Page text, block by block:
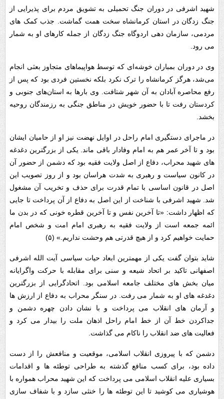
شهید اشرفی در دوران جنگ تحمیلی به تشویق مردم برای پذیرایی از
جنگ زدگان در استان کرمانشاه سخت همت گماشت. جذب کمک های
مردمی، سازمان دهی اردوگاه جنگ زدگان از جمله کارهای او به شمار
می رود.
وی در دوران بمباران خوشه‌ای که توسط هواپیماهای متجاوز بعثی انجام
می‌شد، هرگز کرمانشاه را ترک نکرد بلکه نخستین فردی بود که پس از
رفع محاصره آبادان به آن شهر شتافت. وی بارها به استان‌های جنوبی و
کردستان رفت تا با حضور خویش در مناطق جنگی به رزمندگان روحیه
بخشد.
در ماجرای دستگیری امام راحل در اوایل نهضت نیز او از حامیان ایشان
بود و تا آخر عمر هم به امام وفادار باقی ماند. یکی از بزرگترین دغدغه
های شهید محراب، دفاع از اصل ولایت فقیه بود که دشمن از حضور آن
در کانون سیاست و رهبری به شدت هراسان بود و از روز تصویب این
اصل در قانون اساسی با تمام قدرت برای حذف و تخریب آن مشغول
شد. شهید اشرفی با شناخت از این اصل به دفاع از آن پرداخت تا جایی
که اظهار داشت: «تا آخرین نفس و تا آخرین قطره خونی که در بدن ما
ائمه جمعه است از ولایت فقیه به رهبری امام امت و شخص امام
حمایت خواهیم کرد و از هیچ قدرتی هم وحشت نداریم.» (۵)
شاید بتوان گفت یکی از مهمترین ابعاد حیات سیاسی آیت الله اشرفی
اصفهانی تاکید بر اتحاد شیعه و سنی برای مقابله با حرکت واگرایانه
میان بخش های مختلف جامعه اسلامی بود. اتحادگرایی از بزرگترین
دغدغه های او به شمار می رفت. در سنگر محراب به دفاع از ارزش ها
و آرمان های انقلاب می پرداخت و با نشان دادن چهره دشمن و
جداکردن خط آن از خط امام راحل اذهان ملت را بیدار می کرد و
فعالیت های ضد انقلاب را ناکام می گذاشت.
دشمن که با پیروزی انقلاب اسلامی، موقعیت و منافعش را از دست
داده بود، برای کسب منافع گذشته به طراحی توطئه ها و اقدامات
بسیاری علیه انقلاب اسلامی می پرداخت که این شهید محراب همواره با
هوشیاری می کوشید تا این توطئه ها را خنثی سازد و با شفاف سازی